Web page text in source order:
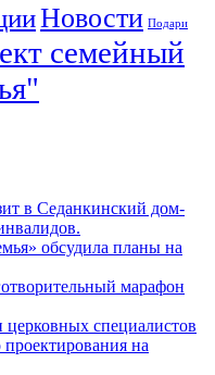
Новости Подари
семейный
в Седанкинский дом-
обсудила планы на
марафон
специалистов
на